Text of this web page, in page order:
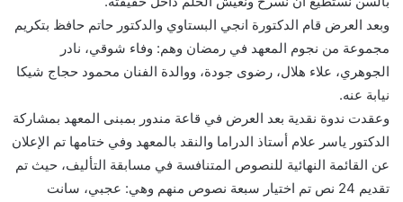
وبعد العرض قام الدكتورة انجي البستاوي والدكتور حاتم حافظ بتكريم
مجموعة من نجوم المعهد في رمضان وهم: وفاء شوقي، نادر
الجوهري، علاء هلال، رضوى جودة، ووالدة الفنان محمود حجاج شيكا
نيابة عنه.
وعقدت ندوة نقدية بعد العرض في قاعة مندور بمبنى المعهد بمشاركة
الدكتور ياسر علام أستاذ الدراما والنقد بالمعهد وفي ختامها تم الإعلان
عن القائمة النهائية للنصوص المتنافسة في مسابقة التأليف، حيث تم
تقديم 24 نص تم اختيار سبعة نصوص منهم وهي: عجبي، سانت